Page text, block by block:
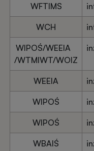
WFTIMS
WCH
WIPOŚ/WEEIA
/WTMIWT/WOIZ
WEEIA
WIPOŚ
WIPOŚ
WBAIŚ